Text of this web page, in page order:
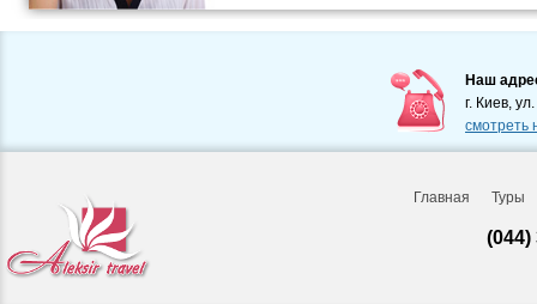
Наш
г. Киев,
смотреть
Главная Туры
(044)